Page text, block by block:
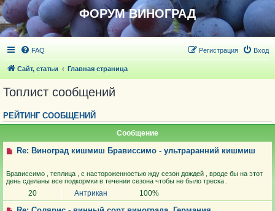
ФОРУМ ВИНОГРАД
FAQ Вход
Регистрация
Сайт, статьи Главная страница
Топлист сообщений
РЕЙТИНГ СООБЩЕНИЙ
Сообщение
Re: Виноград кишмиш Брависсимо - ультраранний кишмиш
Брависсимо , теплица , с настороженностью жду сезон дождей , вроде бы на этот
день сделаны все подкормки в течении сезона чтобы не было треска .
20 Антрикан 100%